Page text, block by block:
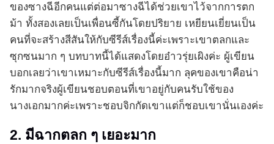
ของซางฉีอีกคนแต่ต่อมาซางฉีได้ช่วยเขาไว้จากการตก
ม้า ทั้งสองเลยเป็นเพื่อนซี้กันโดยปริยาย เหยียนเยี่ยนเป็น
คนที่จะสร้างสีสันให้กับซีรีส์เรื่องนี้ค่ะเพราะเขาตลกและ
ซุกซนมาก ๆ บทบาทนี้ได้แสดงโดยอ๋าวรุ่ยเผิงค่ะ ผู้เขียน
บอกเลยว่าเขาเหมาะกับซีรีส์เรื่องนี้มาก ลุคของเขาคือน่า
รักมากจริงผู้เขียนชอบตอนที่เขาอยู่กับคนรับใช้ของ
นางเอกมากค่ะเพราะชอบจิกกัดเขาแต่ก็ชอบเขานั่นเองค่ะ
2. มีฉากตลก ๆ เยอะมาก